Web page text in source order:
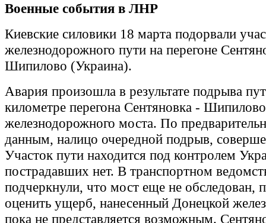
Военные события в ЛНР
Киевские силовики 18 марта подорвали
железнодорожного пути на перегоне
Шипилово (Украина).
Авария произошла в результате подрыва
километре перегона Сентяновка -
железнодорожного моста. По
данным, налицо очередной подрыв,
Участок пути находится под контролем
пострадавших нет. В транспортном
подчеркнули, что мост еще не обследован,
оценить ущерб, нанесенный Донецкой
пока не представляется возможным.